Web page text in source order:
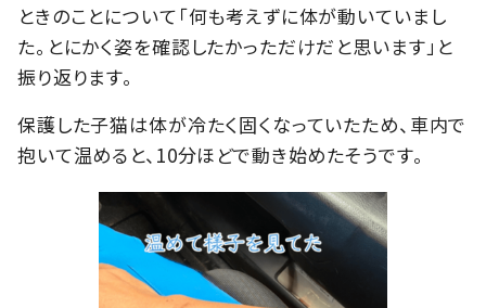
ときのことについて「何も考えずに体が動いていまし
た。とにかく姿を確認したかっただけだと思います」と
振り返ります。
保護した子猫は体が冷たく固くなっていたため、車内で
抱いて温めると、10分ほどで動き始めたそうです。